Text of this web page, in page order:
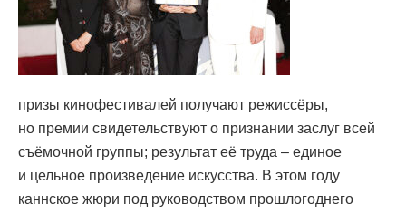
призы кинофестивалей получают режиссёры,
но премии свидетельствуют о признании заслуг всей
съёмочной группы; результат её труда – единое
и цельное произведение искусства. В этом году
каннское жюри под руководством прошлогоднего